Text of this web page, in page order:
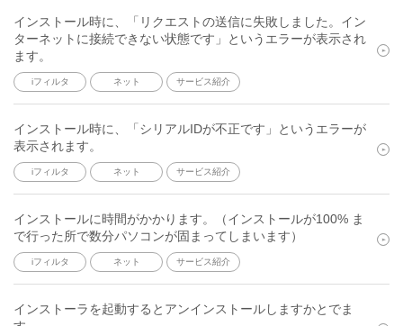
インストール時に、「リクエストの送信に失敗しました。イン
ターネットに接続できない状態です」というエラーが表示され
ます。
iフィルタ ネット サービス紹介
インストール時に、「シリアルIDが不正です」というエラーが
表示されます。
iフィルタ ネット サービス紹介
インストールに時間がかかります。（インストールが100% ま
で行った所で数分パソコンが固まってしまいます）
iフィルタ ネット サービス紹介
インストーラを起動するとアンインストールしますかとでま